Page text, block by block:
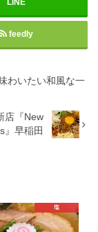
LINE
feedly
わいたい和風な一
店『New
』早稲田
塩